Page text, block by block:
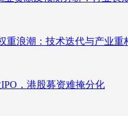
重浪潮：技术迭代与产业重
，港股募资难掩分化